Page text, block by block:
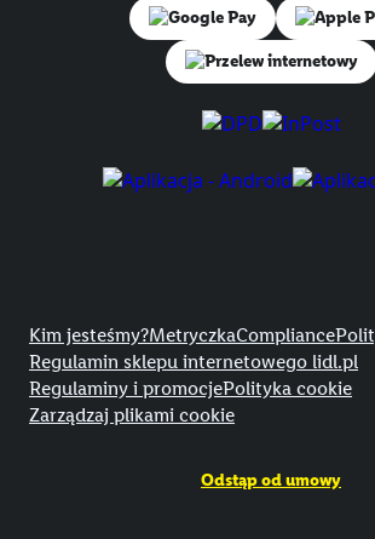
Przelew internetowy
Kim jesteśmy?MetryczkaCompliance
Regulamin sklepu internetowego lidl.pl
Regulaminy i promocjePolityka cookie
Zarządzaj plikami cookie
Odstąp od umowy